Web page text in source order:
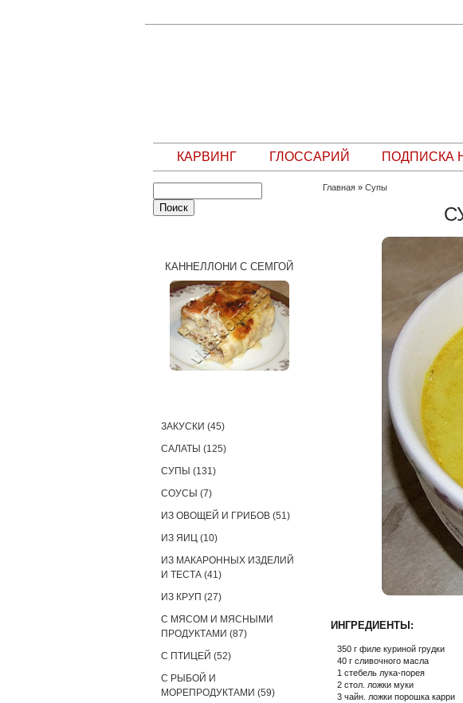
КАРВИНГ ГЛОССАРИЙ ПОДПИСКА
Главная » Супы
ИНГРЕДИЕНТЫ:
350 г филе куриной грудки
40 г сливочного масла
1 стебель лука-порея
2 стол. ложки муки
3 чайн. ложки порошка карри
КАННЕЛЛОНИ С СЕМГОЙ
ЗАКУСКИ (45)
САЛАТЫ (125)
СУПЫ (131)
СОУСЫ (7)
ИЗ ОВОЩЕЙ И ГРИБОВ (51)
ИЗ ЯИЦ (10)
ИЗ МАКАРОННЫХ ИЗДЕЛИЙ
И ТЕСТА (41)
ИЗ КРУП (27)
С МЯСОМ И МЯСНЫМИ
ПРОДУКТАМИ (87)
С ПТИЦЕЙ (52)
С РЫБОЙ И
МОРЕПРОДУКТАМИ (59)